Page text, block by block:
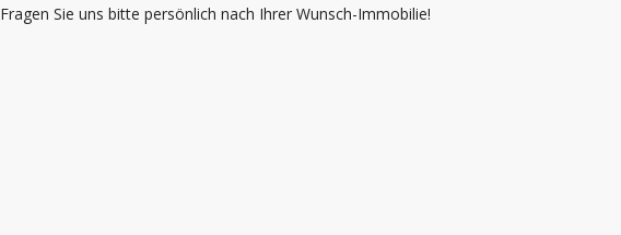
Fragen Sie uns bitte persönlich nach Ihrer Wunsch-Immobilie!